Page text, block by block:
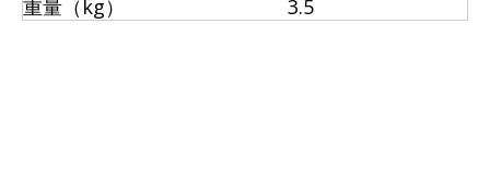
重量（kg）
3.5